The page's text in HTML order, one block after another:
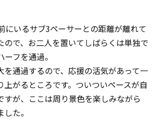
にいるサブ3ペーサーとの距離が離れて
ので、お二人を置いてしばらくは単独で
フを通過。
を通過するので、応援の活気があって一
上がるところです。ついついペースが自
すが、ここは周り景色を楽しみながら
た。